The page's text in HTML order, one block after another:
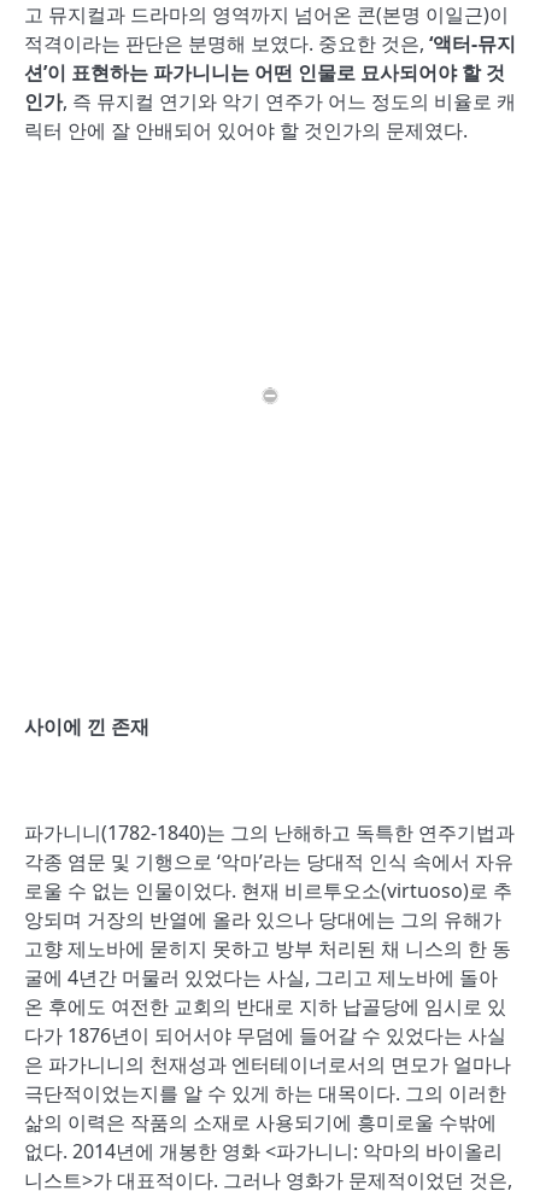
고 뮤지컬과 드라마의 영역까지 넘어온 콘(본명 이일근)이
적격이라는 판단은 분명해 보였다. 중요한 것은, ‘액터-뮤지
션’이 표현하는 파가니니는 어떤 인물로 묘사되어야 할 것
인가, 즉 뮤지컬 연기와 악기 연주가 어느 정도의 비율로 캐
릭터 안에 잘 안배되어 있어야 할 것인가의 문제였다.
사이에 낀 존재
파가니니(1782-1840)는 그의 난해하고 독특한 연주기법과
각종 염문 및 기행으로 ‘악마’라는 당대적 인식 속에서 자유
로울 수 없는 인물이었다. 현재 비르투오소(virtuoso)로 추
앙되며 거장의 반열에 올라 있으나 당대에는 그의 유해가
고향 제노바에 묻히지 못하고 방부 처리된 채 니스의 한 동
굴에 4년간 머물러 있었다는 사실, 그리고 제노바에 돌아
온 후에도 여전한 교회의 반대로 지하 납골당에 임시로 있
다가 1876년이 되어서야 무덤에 들어갈 수 있었다는 사실
은 파가니니의 천재성과 엔터테이너로서의 면모가 얼마나
극단적이었는지를 알 수 있게 하는 대목이다. 그의 이러한
삶의 이력은 작품의 소재로 사용되기에 흥미로울 수밖에
없다. 2014년에 개봉한 영화 <파가니니: 악마의 바이올리
니스트>가 대표적이다. 그러나 영화가 문제적이었던 것은,